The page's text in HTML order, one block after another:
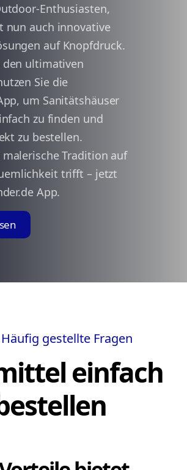
Enthusiasten,
nun auch innovative
auf Knopfdruck.
den ultimativen
Sie die
um Sanitätshäuser
zu finden und
zu bestellen.
malerische Tradition auf
trifft – jetzt
App.
Häufig gestellte Fragen
einfach